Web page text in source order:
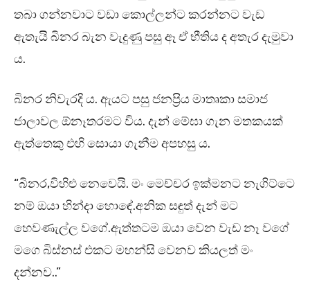
තබා ගන්නවාට වඩා කොල්ලන්ට කරන්නට වැඩ
ඇතැයි බිනර බැන වැදුණු පසු ඈ ඒ භීතිය ද අතැර දැමුවා
ය.
බිනර නිවැරදි ය. ඇයට පසු ජනප්‍රිය මාතෘකා සමාජ
ජාලාවල ඕනෑතරමට විය. දැන් මේඝා ගැන මතකයක්
ඇත්තෙකු එහි සොයා ගැනීම අපහසු ය.
“බිනර,විහිළු නෙවෙයි. මං මෙච්චර ඉක්මනට නැගිට්ටෙ
නම් ඔයා හින්දා හොඳේ.අනික සඳුත් දැන් මට
හෙවණැල්ල වගේ.ඇත්තටම ඔයා වෙන වැඩ නෑ වගේ
මගෙ බිස්නස් එකට මහන්සි වෙනව කියලත් මං
දන්නව..”